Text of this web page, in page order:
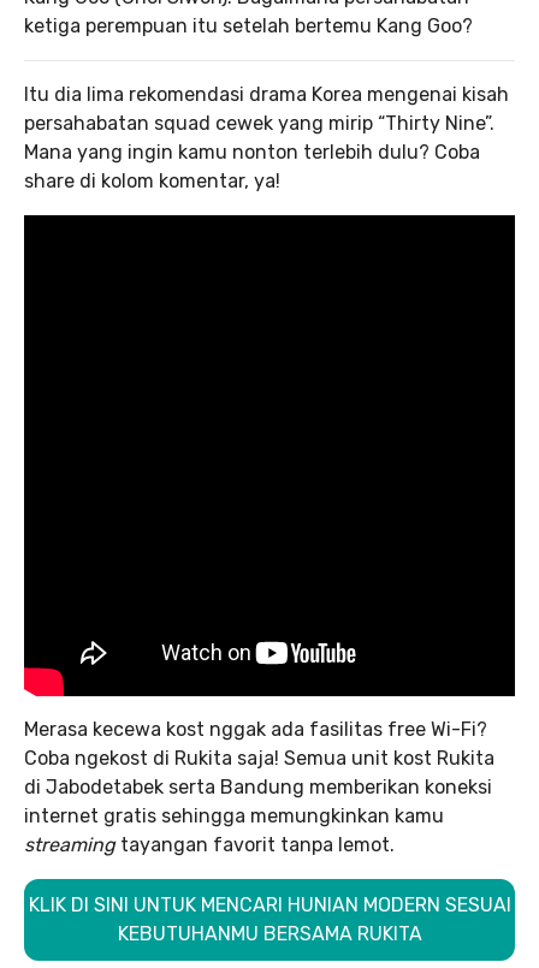
ketiga perempuan itu setelah bertemu Kang Goo?
Itu dia lima rekomendasi drama Korea mengenai kisah
persahabatan squad cewek yang mirip “Thirty Nine”.
Mana yang ingin kamu nonton terlebih dulu? Coba
share di kolom komentar, ya!
Merasa kecewa kost nggak ada fasilitas free Wi-Fi?
Coba ngekost di Rukita saja! Semua unit kost Rukita
di Jabodetabek serta Bandung memberikan koneksi
internet gratis sehingga memungkinkan kamu
streaming tayangan favorit tanpa lemot.
KLIK DI SINI UNTUK MENCARI HUNIAN MODERN SESUAI
KEBUTUHANMU BERSAMA RUKITA